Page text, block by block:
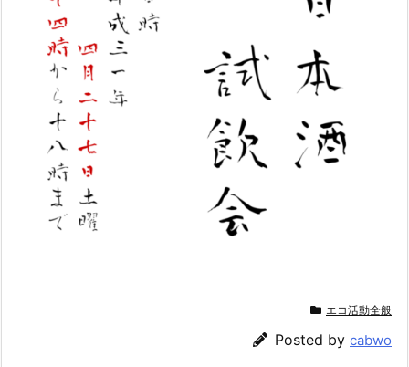
エコ活動全般
Posted by cabwo